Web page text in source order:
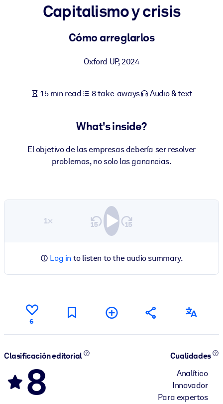
Enrich your corporate library with trusted, ready-to-use business
outputs.
Capitalismo y crisis
Cómo arreglarlos
Oxford UP,2024
15 min read 8 take-aways Audio & text
What's inside?
El objetivo de las empresas debería ser resolver
problemas, no solo las ganancias.
1×
Log in to listen to the audio summary.
6
Clasificación editorial
8
Cualidades
Analítico
Innovador
Para expertos